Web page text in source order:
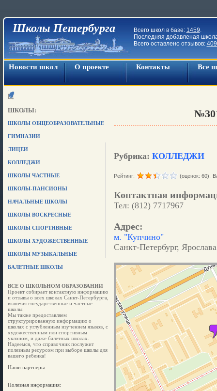
Школы Петербурга Всего школ в базе: 1459.
Последняя добавленая
Всего оставлено отзывов:
Новости школ О проекте Контакты Все
ШКОЛЫ:
ШКОЛЫ ОБЩЕОБРАЗОВАТЕЛЬНЫЕ
ГИМНАЗИИ
ЛИЦЕИ
КОЛЛЕДЖИ
ШКОЛЫ ЧАСТНЫЕ
ШКОЛЫ-ПАНСИОНЫ
НАЧАЛЬНЫЕ ШКОЛЫ
ШКОЛЫ ВОСКРЕСНЫЕ
ШКОЛЫ СПОРТИВНЫЕ
ШКОЛЫ ХУДОЖЕСТВЕННЫЕ
ШКОЛЫ МУЗЫКАЛЬНЫЕ
БАЛЕТНЫЕ ШКОЛЫ
ВСЕ О ШКОЛЬНОМ ОБРАЗОВАНИИ
Проект собирает контактную информацию
и отзывы о всех школах Санкт-Петербурга,
включая государственные и частные
школы.
Мы также предоставляем
структурированную информацию о
школах с углубленным изучением языков, с
художественным или спортивным
уклоном, и даже балетных школах.
Надеемся, что справочник послужит
полезным ресурсом при выборе школы для
вашего ребенка!
Наши партнеры
Полезная информация:
Рубрика: КОЛЛЕДЖИ
Рейтинг: (оценок: 60).
Контактная
Тел: (812) 7717967
Адрес:
м. "Купчино"
Санкт-Петербург,